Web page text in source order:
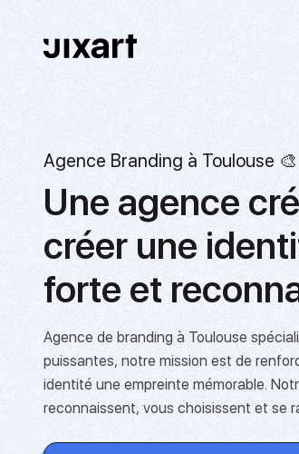
Agence Branding à Toulouse 🎨
Une agence
créer une
forte et
Agence de branding à Toulouse
puissantes, notre mission est de
identité une empreinte mémorable.
reconnaissent, vous choisissent et se